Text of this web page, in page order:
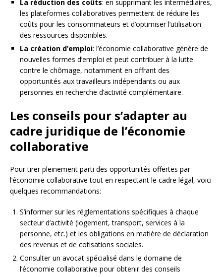
La réduction des coûts: en supprimant les intermédiaires,
les plateformes collaboratives permettent de réduire les
coûts pour les consommateurs et d’optimiser l’utilisation
des ressources disponibles.
La création d’emploi: l’économie collaborative génère de
nouvelles formes d’emploi et peut contribuer à la lutte
contre le chômage, notamment en offrant des
opportunités aux travailleurs indépendants ou aux
personnes en recherche d’activité complémentaire.
Les conseils pour s’adapter au
cadre juridique de l’économie
collaborative
Pour tirer pleinement parti des opportunités offertes par
l’économie collaborative tout en respectant le cadre légal, voici
quelques recommandations:
S’informer sur les réglementations spécifiques à chaque
secteur d’activité (logement, transport, services à la
personne, etc.) et les obligations en matière de déclaration
des revenus et de cotisations sociales.
Consulter un avocat spécialisé dans le domaine de
l’économie collaborative pour obtenir des conseils